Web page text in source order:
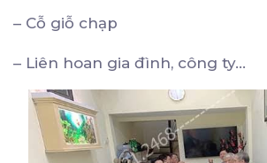
– Cỗ giỗ chạp
– Liên hoan gia đình, công ty…